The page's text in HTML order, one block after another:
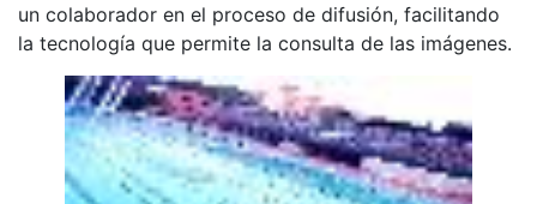
un colaborador en el proceso de difusión, facilitando
la tecnología que permite la consulta de las imágenes.